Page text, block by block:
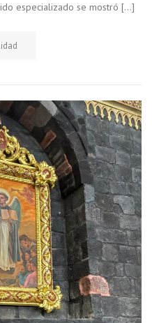
especializado se mostró […]